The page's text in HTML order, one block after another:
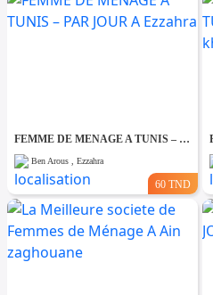
FEMME DE MENAGE A TUNIS – PAR JOUR A Ezzahra
Ben Arous , Ezzahra
60 TND